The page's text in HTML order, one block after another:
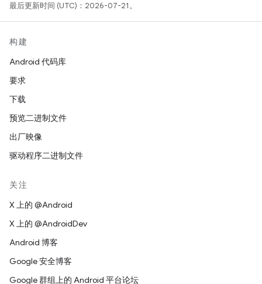
最后更新时间 (UTC)：2026-07-21。
构建
Android 代码库
要求
下载
预览二进制文件
出厂映像
驱动程序二进制文件
关注
X 上的 @Android
X 上的 @AndroidDev
Android 博客
Google 安全博客
Google 群组上的 Android 平台论坛